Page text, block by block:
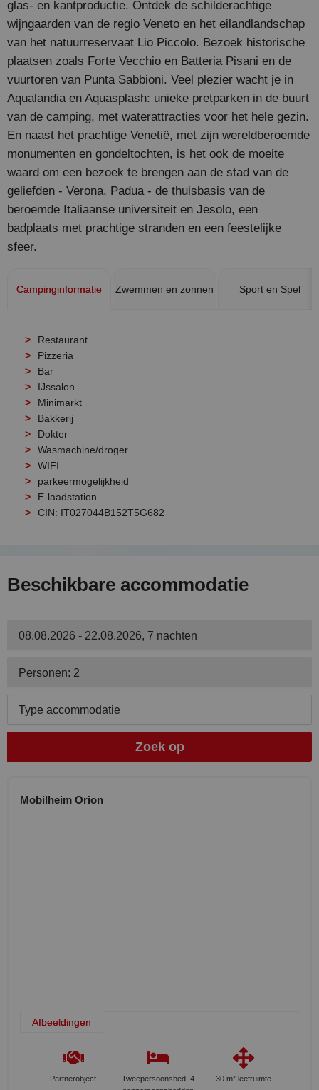
glas- en kantproductie. Ontdek de schilderachtige
wijngaarden van de regio Veneto en het eilandlandschap
van het natuurreservaat Lio Piccolo. Bezoek historische
plaatsen zoals Forte Vecchio en Batteria Pisani en de
vuurtoren van Punta Sabbioni. Veel plezier wacht je in
Aqualandia en Aquasplash: unieke pretparken in de buurt
van de camping, met waterattracties voor het hele gezin.
En naast het prachtige Venetië, met zijn wereldberoemde
monumenten en gondeltochten, is het ook de moeite
waard om een bezoek te brengen aan de stad van de
geliefden - Verona, Padua - de thuisbasis van de
beroemde Italiaanse universiteit en Jesolo, een
badplaats met prachtige stranden en een feestelijke
sfeer.
Campinginformatie Zwemmen en zonnen Sport en Spel
Restaurant
Pizzeria
Bar
IJssalon
Minimarkt
Bakkerij
Dokter
Wasmachine/droger
WIFI
parkeermogelijkheid
E-laadstation
CIN: IT027044B152T5G682
Beschikbare accommodatie
08.08.2026 - 22.08.2026, 7 nachten
Personen: 2
Type accommodatie
Zoek op
Mobilheim Orion
Afbeeldingen
Partnerobject
Tweepersoonsbed, 4
30 m² leefruimte